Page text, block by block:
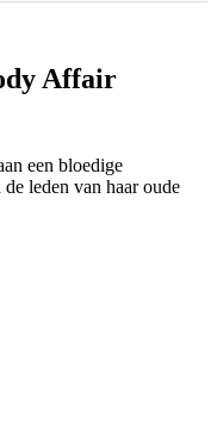
Affair
een bloedige
leden van haar oude